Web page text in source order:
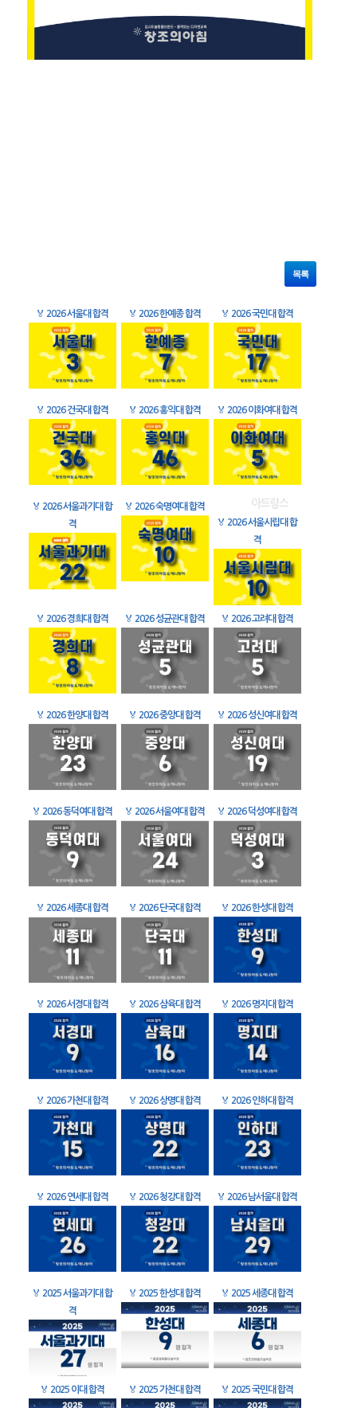
목록
🏅 2026 서울대 합격 🏅 2026 한예종 합격 🏅 2026 국민대 합격
🏅 2026 건국대 합격 🏅 2026 홍익대 합격 🏅 2026 이화여대 합격
🏅 2026 서울과기대 합
격
🏅 2026 숙명여대 합격
🏅 2026 서울시립대 합
격
🏅 2026 경희대 합격 🏅 2026 성균관대 합격 🏅 2026 고려대 합격
🏅 2026 한양대 합격 🏅 2026 중앙대 합격 🏅 2026 성신여대 합격
🏅 2026 동덕여대 합격 🏅 2026 서울여대 합격 🏅 2026 덕성여대 합격
🏅 2026 세종대 합격 🏅 2026 단국대 합격 🏅 2026 한성대 합격
🏅 2026 서경대 합격 🏅 2026 삼육대 합격 🏅 2026 명지대 합격
🏅 2026 가천대 합격 🏅 2026 상명대 합격 🏅 2026 인하대 합격
🏅 2026 연세대 합격 🏅 2026 청강대 합격 🏅 2026 남서울대 합격
🏅 2025 서울과기대 합
격
🏅 2025 한성대 합격 🏅 2025 세종대 합격
🏅 2025 이대 합격 🏅 2025 가천대 합격 🏅 2025 국민대 합격